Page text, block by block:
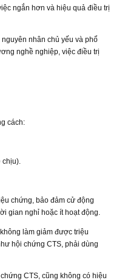
ngắn hơn và hiệu quả điều trị
nhân chủ yếu và phổ
nghề nghiệp, việc điều trị
cách:
chịu).
chứng, bảo đảm cử động
gian nghỉ hoặc ít hoạt động.
làm giảm được triệu
hội chứng CTS, phải dùng
CTS, cũng không có hiệu